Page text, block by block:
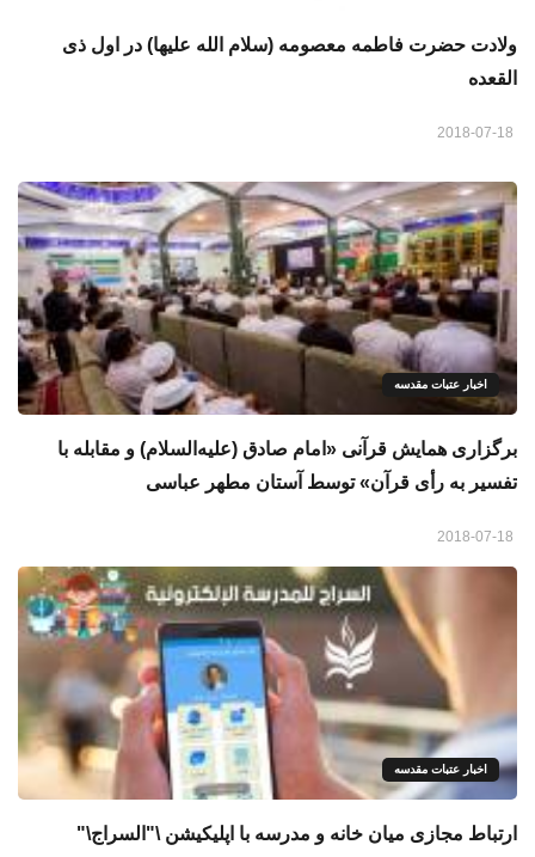
ولادت حضرت فاطمه معصومه (سلام الله علیها) در اول ذی
القعده
اخبار عتبات مقدسه
برگزاری همایش قرآنی «امام صادق (علیه‌السلام) و مقابله با
تفسیر به رأی قرآن» توسط آستان مطهر عباسی
اخبار عتبات مقدسه
ارتباط مجازی میان خانه و مدرسه با اپلیکیشن \"السراج\"